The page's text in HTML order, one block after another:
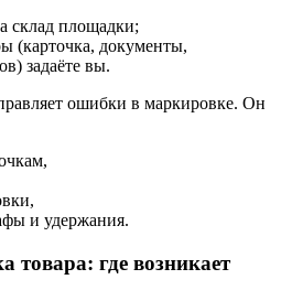
склад площадки;
(карточка, документы,
задаёте вы.
ошибки в маркировке. Он
и удержания.
где возникает